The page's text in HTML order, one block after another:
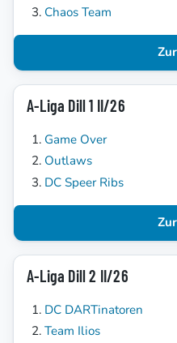
Chaos Team
A-Liga Dill 1 II/26
Game Over
Outlaws
DC Speer Ribs
A-Liga Dill 2 II/26
DC DARTinatoren
Team Ilios